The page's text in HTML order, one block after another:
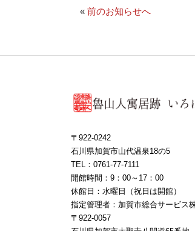
« 前のお知らせへ
〒922-0242
石川県加賀市山代温泉18の5
TEL：0761-77-7111
開館時間：9：00～17：00
休館日：水曜日（祝日は開館）
指定管理者：加賀市総合サービス
〒922-0057